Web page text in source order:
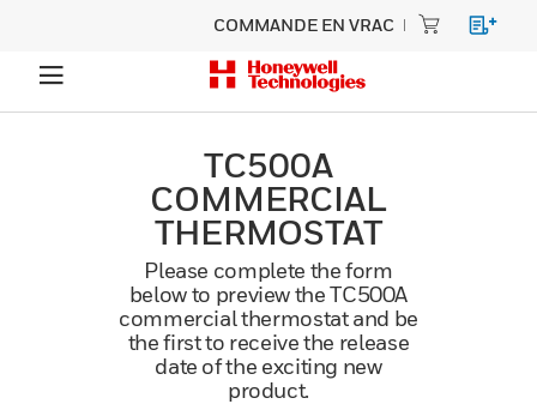
COMMANDE EN VRAC
TC500A
COMMERCIAL
THERMOSTAT
Please complete the form
below to preview the TC500A
commercial thermostat and be
the first to receive the release
date of the exciting new
product.